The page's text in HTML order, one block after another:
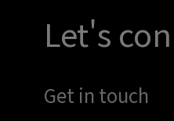
Let's
Get in touch